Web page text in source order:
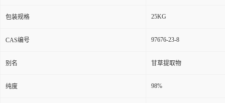
包装规格 25KG
CAS编号 97676-23-8
别名 甘草提取物
纯度 98%